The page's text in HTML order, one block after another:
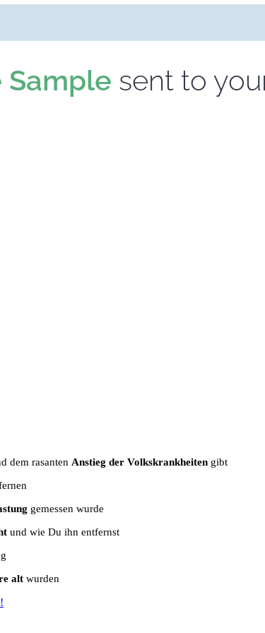
Sample sent to
dem rasanten Anstieg der Volkskrankheiten gibt
gemessen wurde
und wie Du ihn entfernst
alt wurden